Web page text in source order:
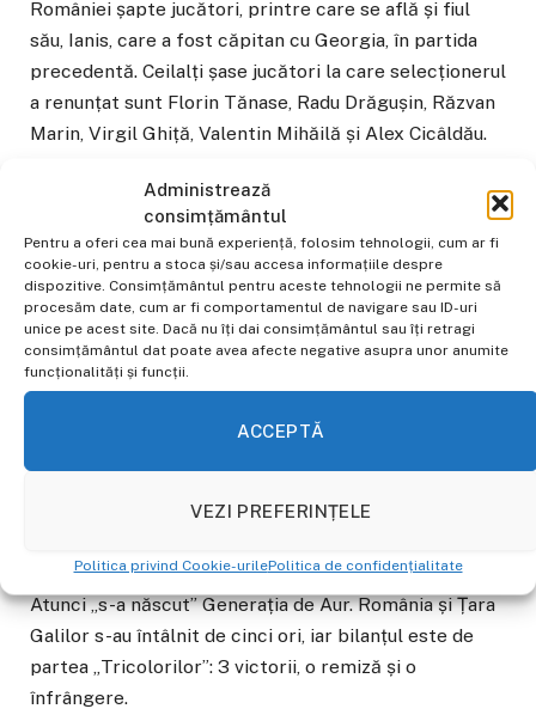
Administrează
consimțământul
Pentru a oferi cea mai bună experiență, folosim tehnologii, cum ar fi
cookie-uri, pentru a stoca și/sau accesa informațiile despre
dispozitive. Consimțământul pentru aceste tehnologii ne permite să
procesăm date, cum ar fi comportamentul de navigare sau ID-uri
unice pe acest site. Dacă nu îți dai consimțământul sau îți retragi
consimțământul dat poate avea afecte negative asupra unor anumite
funcționalități și funcții.
ACCEPTĂ
VEZI PREFERINȚELE
Politica privind Cookie-urilePolitica de confidențialitate
României șapte jucători, printre care se află și fiul
său, Ianis, care a fost căpitan cu Georgia, în partida
precedentă. Ceilalți șase jucători la care selecționerul
a renunțat sunt Florin Tănase, Radu Drăgușin, Răzvan
Marin, Virgil Ghiță, Valentin Mihăilă și Alex Cicâldău.
Context și lot complet
Pentru Hagi, Ghencea este locul unde a făcut istorie
ca jucător al Stelei. Chiar dacă stadionul este unul
nou, locul rămâne încărcat de amintiri, iar una dintre
ele este golul „Regelui” cu Dinamo Kiev, din
Supercupa Europei, în februarie 1987.
1993, România îi învingea cu 2-1 pe galezi în
„Tricolorii”, cu Hagi pe teren, au ajuns până în sferturi.
Atunci „s-a născut” Generația de Aur. România și Țara
Galilor s-au întâlnit de cinci ori, iar bilanțul este de
partea „Tricolorilor”: 3 victorii, o remiză și o
înfrângere.